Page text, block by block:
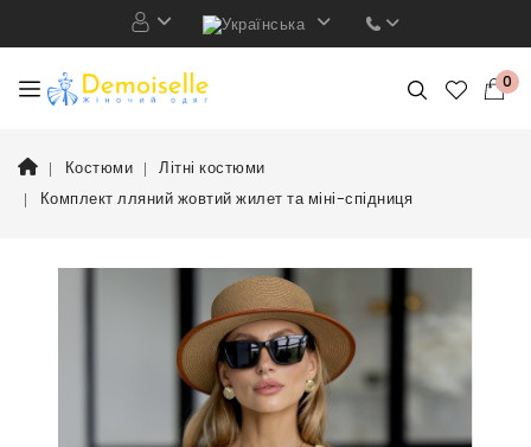
0
Костюми
Літні костюми
Комплект лляний жовтий жилет та міні-спідниця